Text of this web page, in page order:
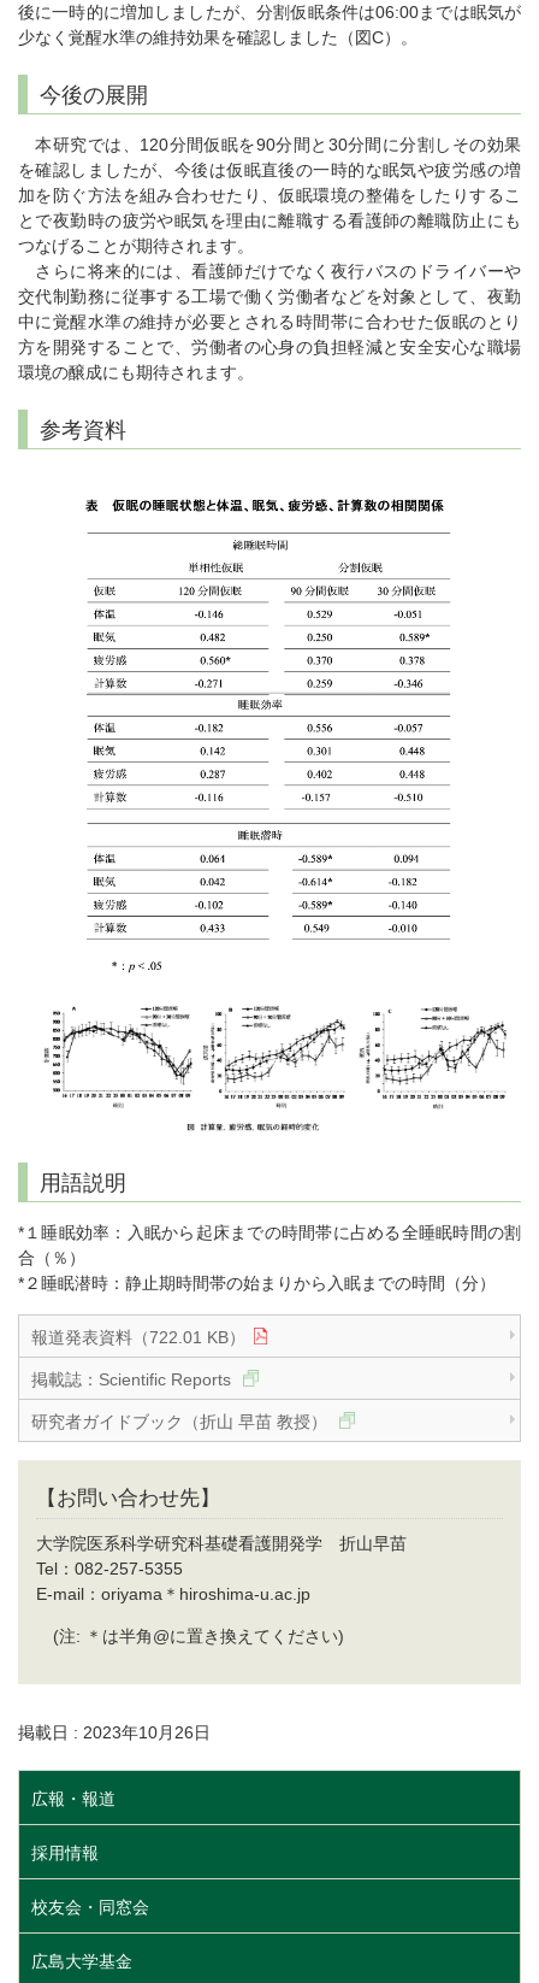
後に一時的に増加しましたが、分割仮眠条件は06:00までは眠気が
少なく覚醒水準の維持効果を確認しました（図C）。
今後の展開
本研究では、120分間仮眠を90分間と30分間に分割しその効果
を確認しましたが、今後は仮眠直後の一時的な眠気や疲労感の増
加を防ぐ方法を組み合わせたり、仮眠環境の整備をしたりするこ
とで夜勤時の疲労や眠気を理由に離職する看護師の離職防止にも
つなげることが期待されます。
さらに将来的には、看護師だけでなく夜行バスのドライバーや
交代制勤務に従事する工場で働く労働者などを対象として、夜勤
中に覚醒水準の維持が必要とされる時間帯に合わせた仮眠のとり
方を開発することで、労働者の心身の負担軽減と安全安心な職場
環境の醸成にも期待されます。
参考資料
用語説明
*１睡眠効率：入眠から起床までの時間帯に占める全睡眠時間の割
合（％）
*２睡眠潜時：静止期時間帯の始まりから入眠までの時間（分）
報道発表資料（722.01 KB）
掲載誌：Scientific Reports
研究者ガイドブック（折山 早苗 教授）
【お問い合わせ先】
大学院医系科学研究科基礎看護開発学 折山早苗
Tel：082-257-5355
E-mail：oriyama＊hiroshima-u.ac.jp
(注: ＊は半角@に置き換えてください)
掲載日 : 2023年10月26日
広報・報道
採用情報
校友会・同窓会
広島大学基金